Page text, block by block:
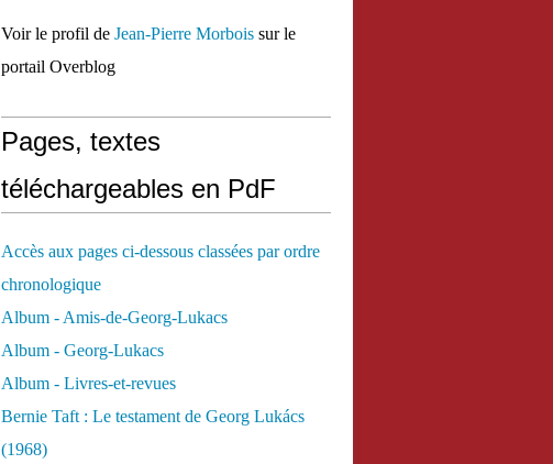
Voir le profil de Jean-Pierre Morbois sur le
portail Overblog
Pages, textes
téléchargeables en PdF
Accès aux pages ci-dessous classées par ordre
chronologique
Album - Amis-de-Georg-Lukacs
Album - Georg-Lukacs
Album - Livres-et-revues
Bernie Taft : Le testament de Georg Lukács
(1968)